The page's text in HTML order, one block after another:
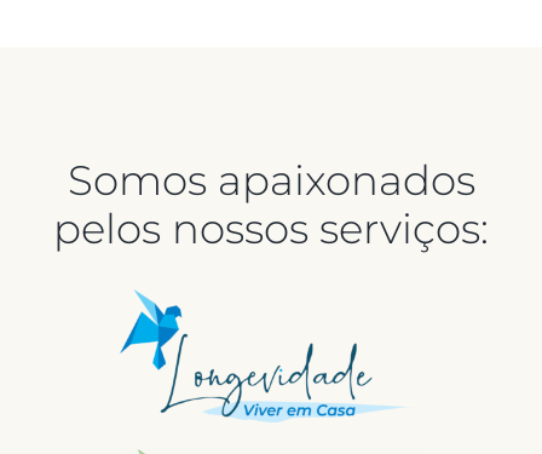
Somos apaixonados
pelos nossos serviços: